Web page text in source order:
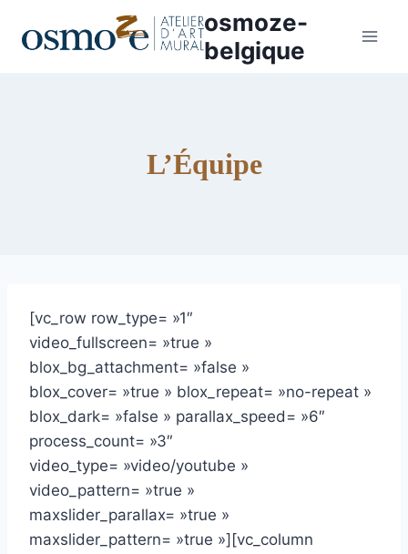
osmoze-
belgique
L’Équipe
[vc_row row_type= »1″
video_fullscreen= »true »
blox_bg_attachment= »false »
blox_cover= »true » blox_repeat= »no-repeat »
blox_dark= »false » parallax_speed= »6″
process_count= »3″
video_type= »video/youtube »
video_pattern= »true »
maxslider_parallax= »true »
maxslider_pattern= »true »][vc_column